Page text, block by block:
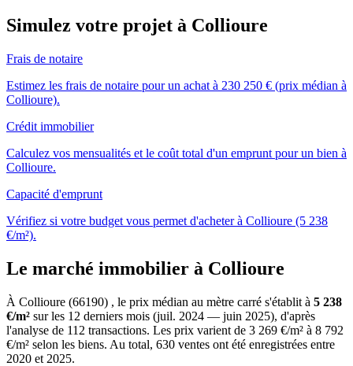
Simulez votre projet à Collioure
Frais de notaire
Estimez les frais de notaire pour un achat à 230 250 € (prix médian à
Collioure).
Crédit immobilier
Calculez vos mensualités et le coût total d'un emprunt pour un bien à
Collioure.
Capacité d'emprunt
Vérifiez si votre budget vous permet d'acheter à Collioure (5 238
€/m²).
Le marché immobilier à Collioure
À Collioure (66190) , le prix médian au mètre carré s'établit à 5 238
€/m² sur les 12 derniers mois (juil. 2024 — juin 2025), d'après
l'analyse de 112 transactions. Les prix varient de 3 269 €/m² à 8 792
€/m² selon les biens. Au total, 630 ventes ont été enregistrées entre
2020 et 2025.